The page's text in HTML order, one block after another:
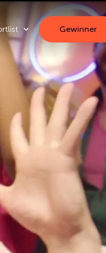
Gewinner